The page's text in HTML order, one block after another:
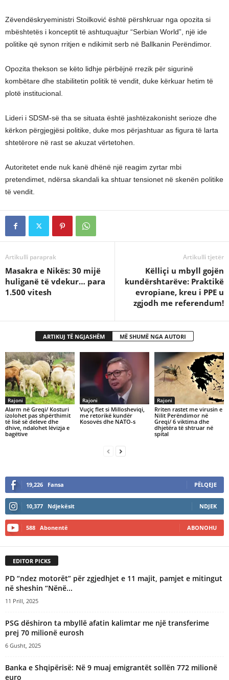
Zëvendëskryeministri Stoilković është përshkruar nga opozita si
mbështetës i konceptit të ashtuquajtur “Serbian World”, një ide
politike që synon rritjen e ndikimit serb në Ballkanin Perëndimor.
Opozita thekson se këto lidhje përbëjnë rrezik për sigurinë
kombëtare dhe stabilitetin politik të vendit, duke kërkuar hetim të
plotë institucional.
Lideri i SDSM-së tha se situata është jashtëzakonisht serioze dhe
kërkon përgjegjësi politike, duke mos përjashtuar as figura të larta
shtetërore në rast se akuzat vërtetohen.
Autoritetet ende nuk kanë dhënë një reagim zyrtar mbi
pretendimet, ndërsa skandali ka shtuar tensionet në skenën politike
të vendit.
Artikulli paraprak
Masakra e Nikës: 30 mijë
huliganë të vdekur… para
1.500 vitesh
Artikulli tjetër
Këlliçi u mbyll gojën
kundërshtarëve: Praktikë
evropiane, kreu i PPE u
zgjodh me referendum!
ARTIKUJ TË NGJASHËM MË SHUMË NGA AUTORI
Rajoni
Alarm në Greqi/ Kosturi
izolohet pas shpërthimit
të lisë së deleve dhe
dhive, ndalohet lëvizja e
bagëtive
Rajoni
​Vuçiç flet si Millosheviqi,
me retorikë kundër
Kosovës dhe NATO-s
Rajoni
Rriten rastet me virusin e
Nilit Perëndimor në
Greqi/ 6 viktima dhe
dhjetëra të shtruar në
spital
19,226 Fansa PËLQEJE
10,377 Ndjekësit NDJEK
588 Abonentë ABONOHU
EDITOR PICKS
PD “ndez motorët” për zgjedhjet e 11 majit, pamjet e mitingut
në sheshin “Nënë...
11 Prill, 2025
PSG dëshiron ta mbyllë afatin kalimtar me një transferime
prej 70 milionë eurosh
6 Gusht, 2025
Banka e Shqipërisë: Në 9 muaj emigrantët sollën 772 milionë
euro